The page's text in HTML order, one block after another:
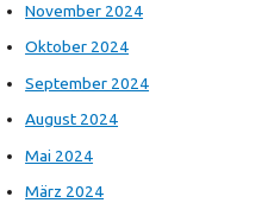
November 2024
Oktober 2024
September 2024
August 2024
Mai 2024
März 2024